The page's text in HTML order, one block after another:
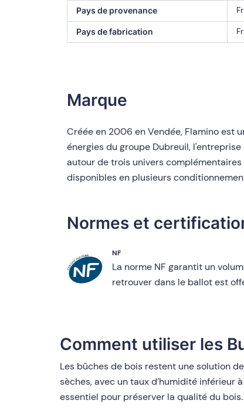
Pays de provenance
Pays de fabrication
Marque
Créée en 2006 en Vendée, Flamino est
énergies du groupe Dubreuil,
autour de trois univers
disponibles en plusieurs
Normes et
NF
La norme NF garantit un
retrouver dans le ballot est
Comment utiliser les
Les bûches de bois restent une solution
sèches, avec un taux d’humidité inférieur
essentiel pour préserver la qualité du